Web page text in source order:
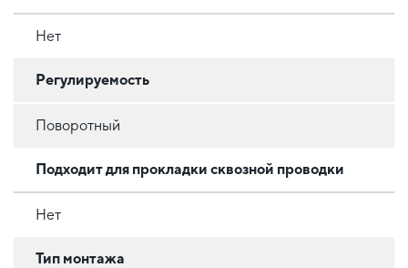
Нет
Регулируемость
Поворотный
Подходит для прокладки сквозной проводки
Нет
Тип монтажа